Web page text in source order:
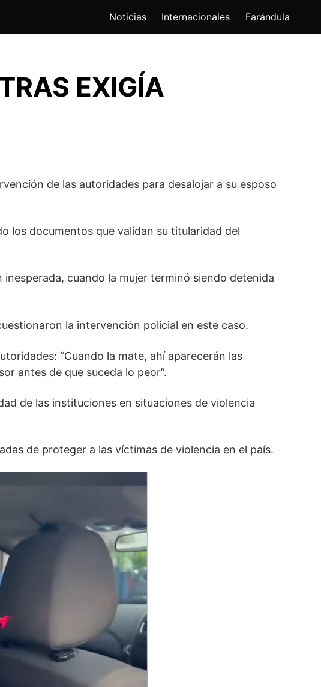
Noticias Internacionales Farándula
EXIGÍA
de las autoridades para desalojar a su esposo
los documentos que validan su titularidad del
cuando la mujer terminó siendo detenida
la intervención policial en este caso.
“Cuando la mate, ahí aparecerán las
antes de que suceda lo peor”.
de las instituciones en situaciones de violencia
de proteger a las víctimas de violencia en el país.